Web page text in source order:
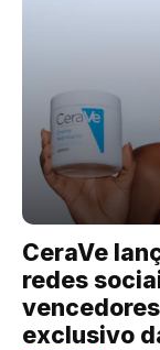
CeraVe
redes
exclusivo